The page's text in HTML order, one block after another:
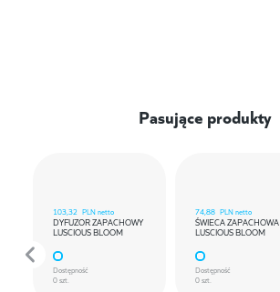
Pasujące produkty
103,32 PLN netto
DYFUZOR ZAPACHOWY
LUSCIOUS BLOOM
Dostępność
0 szt.
74,88 PLN netto
ŚWIECA ZAPACHOWA
LUSCIOUS BLOOM
Dostępność
0 szt.